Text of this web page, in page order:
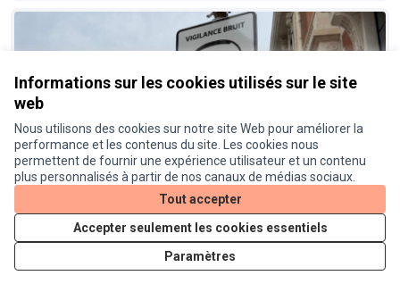
Informations sur les cookies utilisés sur le site
web
Nous utilisons des cookies sur notre site Web pour améliorer la
performance et les contenus du site. Les cookies nous
permettent de fournir une expérience utilisateur et un contenu
plus personnalisés à partir de nos canaux de médias sociaux.
Tout accepter
Accepter seulement les cookies essentiels
Paramètres
Un radar pédagogique pour
connaitre le niveau sonore des
Proposition officielle 0